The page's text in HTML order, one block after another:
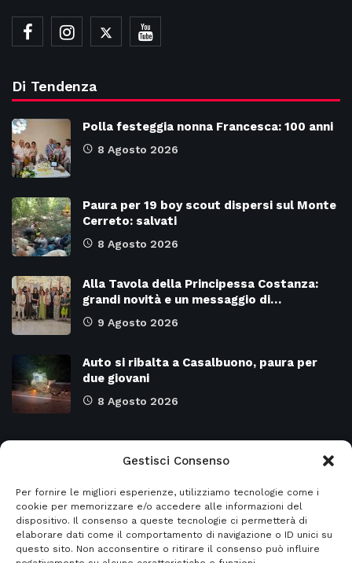
Gestisci Consenso
Per fornire le migliori esperienze, utilizziamo tecnologie come i
cookie per memorizzare e/o accedere alle informazioni del
dispositivo. Il consenso a queste tecnologie ci permetterà di
elaborare dati come il comportamento di navigazione o ID unici su
questo sito. Non acconsentire o ritirare il consenso può influire
Di Tendenza
Polla festeggia nonna Francesca: 100 anni
8 Agosto 2026
Paura per 19 boy scout dispersi sul Monte
Cerreto: salvati
8 Agosto 2026
Alla Tavola della Principessa Costanza:
grandi novità e un messaggio di…
9 Agosto 2026
Auto si ribalta a Casalbuono, paura per
due giovani
8 Agosto 2026
Attualità 8978
Cronaca 6483
Primo piano 5963
SALERNO e Provincia 4135
Regione CAMPANIA 2132
Regione BASILICATA